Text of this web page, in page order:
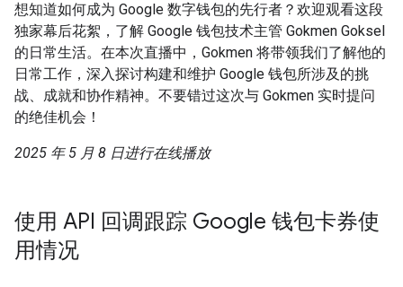
想知道如何成为 Google 数字钱包的先行者？欢迎观看这段
独家幕后花絮，了解 Google 钱包技术主管 Gokmen Goksel
的日常生活。在本次直播中，Gokmen 将带领我们了解他的
日常工作，深入探讨构建和维护 Google 钱包所涉及的挑
战、成就和协作精神。不要错过这次与 Gokmen 实时提问
的绝佳机会！
2025 年 5 月 8 日进行在线播放
使用 API 回调跟踪 Google 钱包卡券使
用情况